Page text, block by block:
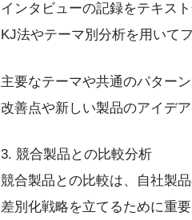
インタビューの記録をテキスト
KJ法やテーマ別分析を用いて
主要なテーマや共通のパターン
改善点や新しい製品のアイデア
3. 競合製品との比較分析
競合製品との比較は、自社製
差別化戦略を立てるために重要